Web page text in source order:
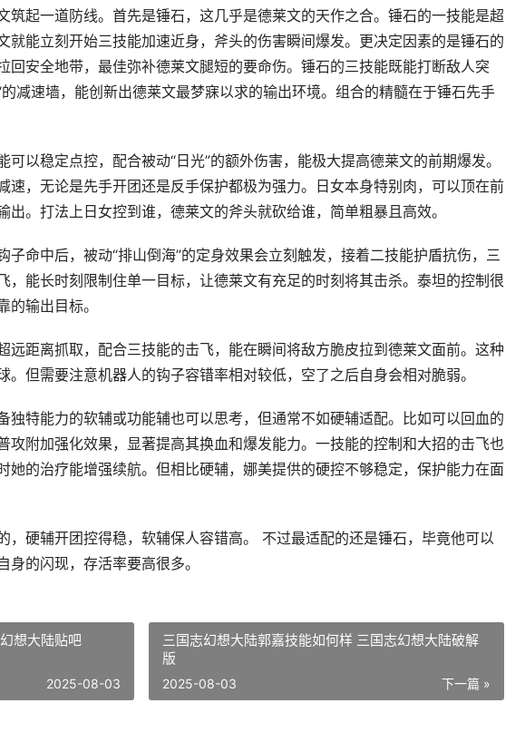
筑起一道防线。首先是锤石，这几乎是德莱文的天作之合。锤石的一技能是超
就能立刻开始三技能加速近身，斧头的伤害瞬间爆发。更决定因素的是锤石的
回安全地带，最佳弥补德莱文腿短的要命伤。锤石的三技能既能打断敌人突
减速墙，能创新出德莱文最梦寐以求的输出环境。组合的精髓在于锤石先手
以稳定点控，配合被动“日光”的额外伤害，能极大提高德莱文的前期爆发。
速，无论是先手开团还是反手保护都极为强力。日女本身特别肉，可以顶在前
出。打法上日女控到谁，德莱文的斧头就砍给谁，简单粗暴且高效。
子命中后，被动“排山倒海”的定身效果会立刻触发，接着二技能护盾抗伤，三
，能长时刻限制住单一目标，让德莱文有充足的时刻将其击杀。泰坦的控制很
输出目标。
远距离抓取，配合三技能的击飞，能在瞬间将敌方脆皮拉到德莱文面前。这种
但需要注意机器人的钩子容错率相对较低，空了之后自身会相对脆弱。
独特能力的软辅或功能辅也可以思考，但通常不如硬辅适配。比如可以回血的
攻附加强化效果，显著提高其换血和爆发能力。一技能的控制和大招的击飞也
她的治疗能增强续航。但相比硬辅，娜美提供的硬控不够稳定，保护能力在面
，硬辅开团控得稳，软辅保人容错高。 不过最适配的还是锤石，毕竟他可以
的闪现，存活率要高很多。
想大陆贴吧
2025-08-03
三国志幻想大陆郭嘉技能如何样 三国志幻想大陆破解
版
下一篇 »
2025-08-03